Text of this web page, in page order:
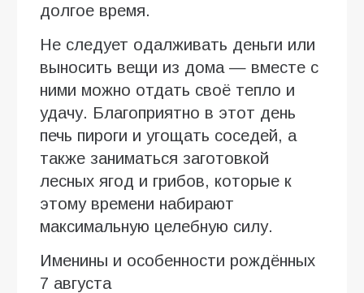
долгое время.
Не следует одалживать деньги или
выносить вещи из дома — вместе с
ними можно отдать своё тепло и
удачу. Благоприятно в этот день
печь пироги и угощать соседей, а
также заниматься заготовкой
лесных ягод и грибов, которые к
этому времени набирают
максимальную целебную силу.
Именины и особенности рождённых
7 августа